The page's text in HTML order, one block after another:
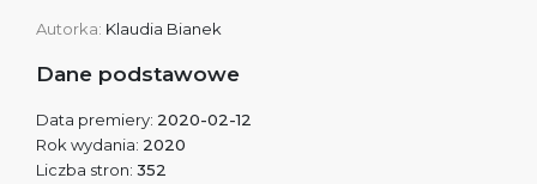
Autorka: Klaudia Bianek
Dane podstawowe
Data premiery: 2020-02-12
Rok wydania: 2020
Liczba stron: 352